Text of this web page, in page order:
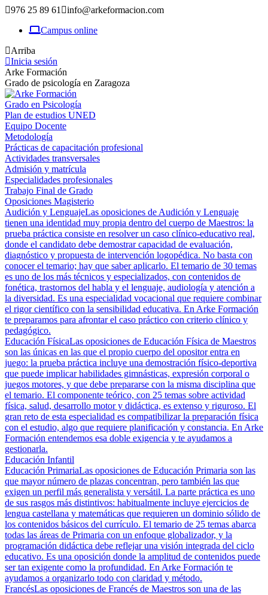
976 25 89 61
info@arkeformacion.com
Campus online
Arriba
Inicia sesión
Arke Formación
Grado de psicología en Zaragoza
Grado en Psicología
Plan de estudios UNED
Equipo Docente
Metodología
Prácticas de capacitación profesional
Actividades transversales
Admisión y matrícula
Especialidades profesionales
Trabajo Final de Grado
Oposiciones Magisterio
Audición y LenguajeLas oposiciones de Audición y Lenguaje
tienen una identidad muy propia dentro del cuerpo de Maestros: la
prueba práctica consiste en resolver un caso clínico-educativo real,
donde el candidato debe demostrar capacidad de evaluación,
diagnóstico y propuesta de intervención logopédica. No basta con
conocer el temario; hay que saber aplicarlo. El temario de 30 temas
es uno de los más técnicos y especializados, con contenidos de
fonética, trastornos del habla y el lenguaje, audiología y atención a
la diversidad. Es una especialidad vocacional que requiere combinar
el rigor científico con la sensibilidad educativa. En Arke Formación
te preparamos para afrontar el caso práctico con criterio clínico y
pedagógico.
Educación FísicaLas oposiciones de Educación Física de Maestros
son las únicas en las que el propio cuerpo del opositor entra en
juego: la prueba práctica incluye una demostración físico-deportiva
que puede implicar habilidades gimnásticas, expresión corporal o
juegos motores, y que debe prepararse con la misma disciplina que
el temario. El componente teórico, con 25 temas sobre actividad
física, salud, desarrollo motor y didáctica, es extenso y riguroso. El
gran reto de esta especialidad es compatibilizar la preparación física
con el estudio, algo que requiere planificación y constancia. En Arke
Formación entendemos esa doble exigencia y te ayudamos a
gestionarla.
Educación Infantil
Educación PrimariaLas oposiciones de Educación Primaria son las
que mayor número de plazas concentran, pero también las que
exigen un perfil más generalista y versátil. La parte práctica es uno
de sus rasgos más distintivos: habitualmente incluye ejercicios de
lengua castellana y matemáticas que requieren un dominio sólido de
los contenidos básicos del currículo. El temario de 25 temas abarca
todas las áreas de Primaria con un enfoque globalizador, y la
programación didáctica debe reflejar una visión integrada del ciclo
educativo. Es una oposición donde la amplitud de contenidos puede
ser tan exigente como la profundidad. En Arke Formación te
ayudamos a organizarlo todo con claridad y método.
FrancésLas oposiciones de Francés de Maestros son una de las